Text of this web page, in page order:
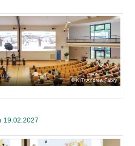
KIT/ Andrea Fabry
19.02.2027